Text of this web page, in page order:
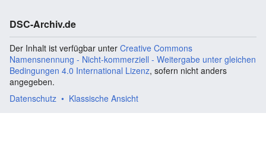
DSC-Archiv.de
Der Inhalt ist verfügbar unter Creative Commons
Namensnennung - Nicht-kommerziell - Weitergabe unter gleichen
Bedingungen 4.0 International Lizenz, sofern nicht anders
angegeben.
Datenschutz
Klassische Ansicht